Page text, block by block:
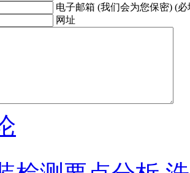
电子邮箱 (我们会为您保密) (必
网址